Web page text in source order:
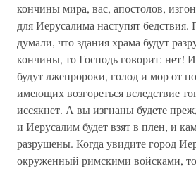
кончины мира, вас, апостолов,
для Иерусалима наступят бедствия.
думали, что здания храма будут
кончины, то Господь говорит: нет!
будут лжепророки, голод и мор от
имеющих возгореться вследствие
иссякнет. А вы изгнаны будете
и Иерусалим будет взят в плен, и
разрушены. Когда увидите город
окруженный римскими войсками,